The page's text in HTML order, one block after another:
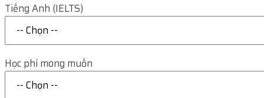
Tiếng Anh (IELTS)
Học phí mong muốn